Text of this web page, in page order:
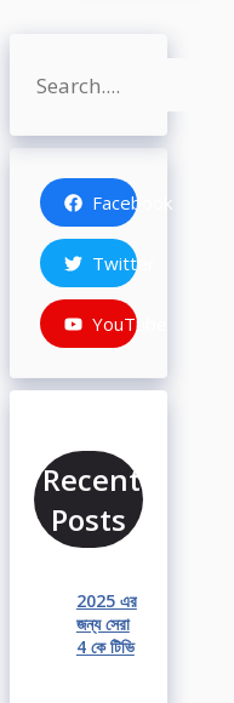
Facebook
Twitter
YouTube
Recent
Posts
2025 এর
জন্য সেরা
4 কে টিভি